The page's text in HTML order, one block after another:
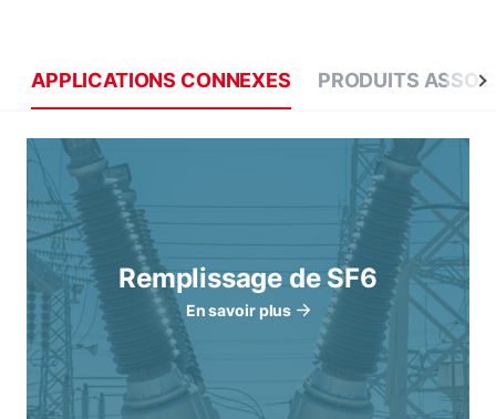
APPLICATIONS CONNEXES PRODUITS
Remplissage de SF6
En savoir plus